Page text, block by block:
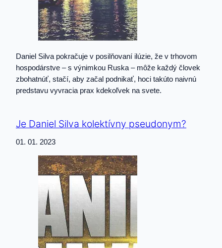
Daniel Silva pokračuje v posilňovaní ilúzie, že v trhovom
hospodárstve – s výnimkou Ruska – môže každý človek
zbohatnúť, stačí, aby začal podnikať, hoci takúto naivnú
predstavu vyvracia prax kdekoľvek na svete.
Je Daniel Silva kolektívny pseudonym?
01. 01. 2023